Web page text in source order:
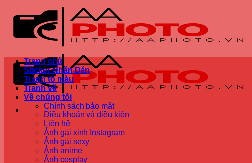
qua
dung
Trang chủ
Sticker Nhãn Dán
Tranh tô màu
Tranh vẽ
Về chúng tôi
Chính sách bảo mật
Điều khoản và điều kiện
Liên hệ
Ảnh gái xinh Instagram
Ảnh gái sexy
Ảnh anime
Ảnh cosplay